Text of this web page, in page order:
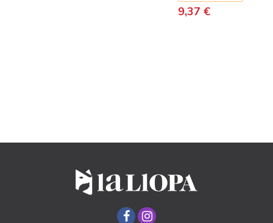
9,37 €